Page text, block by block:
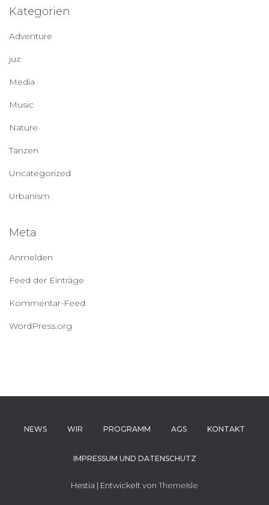
Kategorien
Adventure
juz
Media
Music
Nature
Tanzen
Uncategorized
Urbanism
Meta
Anmelden
Feed der Einträge
Kommentar-Feed
WordPress.org
NEWS WIR PROGRAMM AGS KONTAKT
IMPRESSUM UND DATENSCHUTZ
Hestia | Entwickelt von ThemeIsle